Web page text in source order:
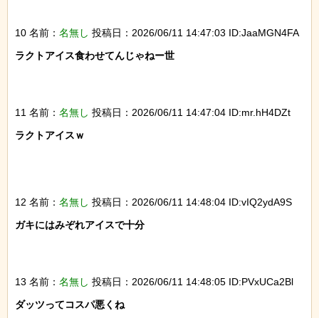
10 名前： 名無し 投稿日：2026/06/11 14:47:03 ID:JaaMGN4FA
ラクトアイス食わせてんじゃねー世
11 名前： 名無し 投稿日：2026/06/11 14:47:04 ID:mr.hH4DZt
ラクトアイスｗ
12 名前： 名無し 投稿日：2026/06/11 14:48:04 ID:vIQ2ydA9S
ガキにはみぞれアイスで十分
13 名前： 名無し 投稿日：2026/06/11 14:48:05 ID:PVxUCa2Bl
ダッツってコスパ悪くね